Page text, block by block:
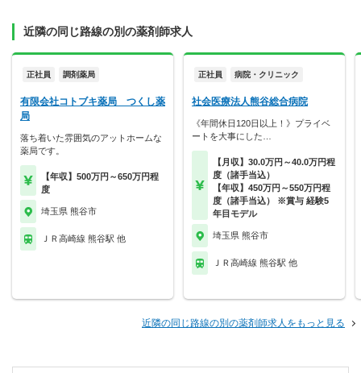
近隣の同じ路線の別の薬剤師求人
正社員 調剤薬局
有限会社コトブキ薬局 つくし薬
局
落ち着いた雰囲気のアットホームな
薬局です。
【年収】500万円～650万円程
度
埼玉県 熊谷市
ＪＲ高崎線 熊谷駅 他
正社員 病院・クリニック
社会医療法人熊谷総合病院
《年間休日120日以上！》プライベ
ートを大事にした…
【月収】30.0万円～40.0万円程
度（諸手当込）
【年収】450万円～550万円程
度（諸手当込） ※賞与 経験5
年目モデル
埼玉県 熊谷市
ＪＲ高崎線 熊谷駅 他
近隣の同じ路線の別の薬剤師求人をもっと見る